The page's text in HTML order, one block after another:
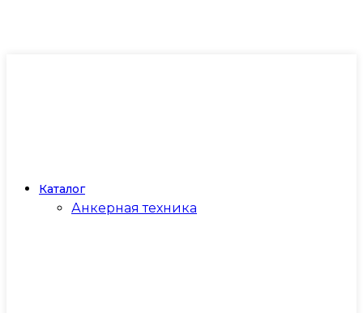
Каталог
Анкерная техника